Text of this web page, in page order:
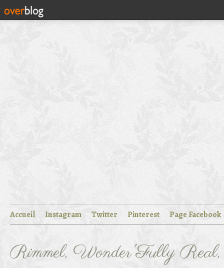
Accueil Instagram Twitter Pinterest Page Facebook
Rimmel, Wonder'Fully Real,